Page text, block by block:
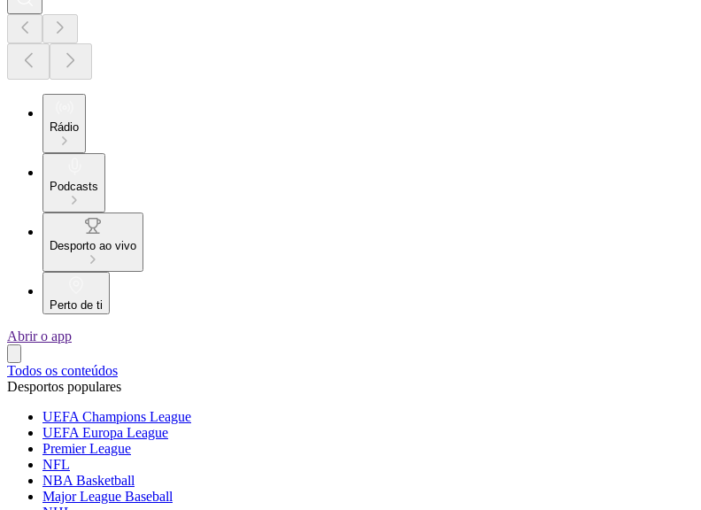
Rádio
Podcasts
Desporto ao vivo
Perto de ti
Abrir o app
Todos os conteúdos
Desportos populares
UEFA Champions League
UEFA Europa League
Premier League
NFL
NBA Basketball
Major League Baseball